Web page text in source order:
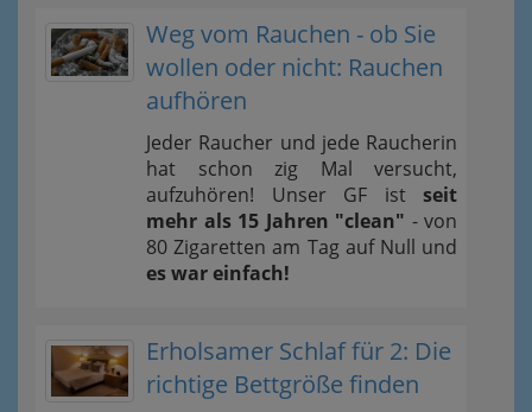
Weg vom Rauchen - ob Sie
wollen oder nicht: Rauchen
aufhören
Jeder Raucher und jede Raucherin
hat schon zig Mal versucht,
aufzuhören! Unser GF ist seit
mehr als 15 Jahren "clean" - von
80 Zigaretten am Tag auf Null und
es war einfach!
Erholsamer Schlaf für 2: Die
richtige Bettgröße finden